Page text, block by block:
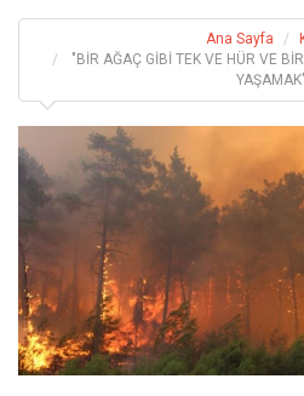
Ana Sayfa
"BİR AĞAÇ GİBİ TEK VE HÜR VE
YAŞAMAK"